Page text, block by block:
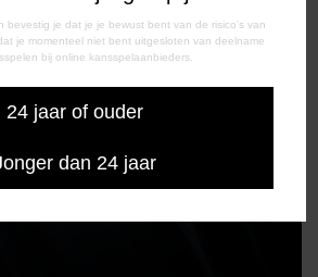
bevestig je dat je je bewust bent van de risico's van
je momenteel niet bent uitgesloten van deelname
bij online kansspelaanbieders.
24 jaar of ouder
dan 24 jaar